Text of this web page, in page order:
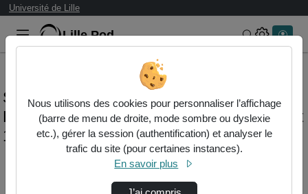
Université de Lille
Lille.Pod Rechercher
Statistiques de visualisation de la vidéo
Retour d'expériences - filmer l'activité (part
1)
Nous utilisons des cookies pour personnaliser l’affichage
(barre de menu de droite, mode sombre ou dyslexie
etc.), gérer la session (authentification) et analyser le
trafic du site (pour certaines instances).
En savoir plus